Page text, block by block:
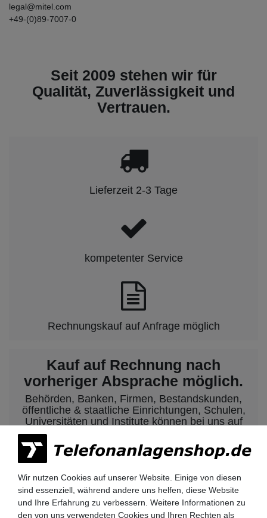
legal@mitel.com
+49-(0)89-7007-0
Seit 2009 stehen wir für
Qualität, Zuverlässigkeit und
Vertrauen.
Lieferzeit 2-3 Tage
kompetenter Service
Rechnungskauf auf Anfrage möglich
Kauf auf Rechnung nach
vorheriger Absprache möglich.
Behörden, Banken, Firmen, Bestandskunden,
öffentliche & staatliche Einrichtungen, Schulen,
Universitäten und Institute können bei uns auf
Nehmen Sie dazu einfach telefonisch oder per
Email Kontakt mit uns auf.
Siemens HiPath 3000 Telefonanlagen
Wir nutzen Cookies auf unserer Website. Einige von diesen
sind essenziell, während andere uns helfen, diese Website
und Ihre Erfahrung zu verbessern. Weitere Informationen zu
den von uns verwendeten Cookies und Ihren Rechten als